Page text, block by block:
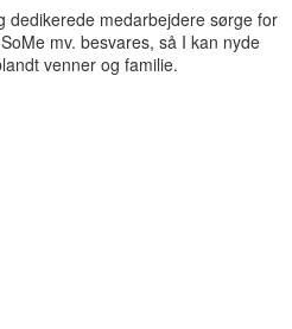
dedikerede medarbejdere sørge for
mv. besvares, så I kan nyde
venner og familie.